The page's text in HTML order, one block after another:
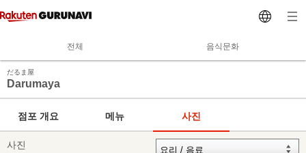
전체 음식문화
だるま屋
Darumaya
점포 개요 메뉴 사진
사진